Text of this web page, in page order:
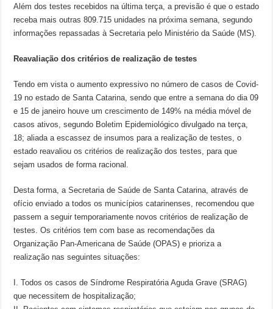
Além dos testes recebidos na última terça, a previsão é que o estado
receba mais outras 809.715 unidades na próxima semana, segundo
informações repassadas à Secretaria pelo Ministério da Saúde (MS).
Reavaliação dos critérios de realização de testes
Tendo em vista o aumento expressivo no número de casos de Covid-
19 no estado de Santa Catarina, sendo que entre a semana do dia 09
e 15 de janeiro houve um crescimento de 149% na média móvel de
casos ativos, segundo Boletim Epidemiológico divulgado na terça,
18; aliada a escassez de insumos para a realização de testes, o
estado reavaliou os critérios de realização dos testes, para que
sejam usados de forma racional.
Desta forma, a Secretaria de Saúde de Santa Catarina, através de
ofício enviado a todos os municípios catarinenses, recomendou que
passem a seguir temporariamente novos critérios de realização de
testes. Os critérios tem com base as recomendações da
Organização Pan-Americana de Saúde (OPAS) e prioriza a
realização nas seguintes situações:
I. Todos os casos de Síndrome Respiratória Aguda Grave (SRAG)
que necessitem de hospitalização;